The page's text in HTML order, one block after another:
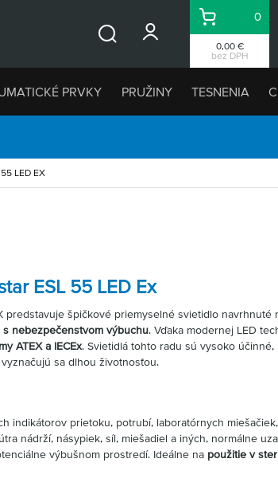
0,00 €
bez DPH
Košík
0
PRVKY PRUŽINY TESNENIA
LED EX
ESL 55 LED Ex
predstavuje špičkové priemyselné svietidlo navrhnuté
nebezpečenstvom výbuchu. Vďaka modernej LED
ATEX a IECEx. Svietidlá tohto radu sú vysoko účinné,
sa dlhou životnosťou.
indikátorov prietoku, potrubí, laboratórnych miešačiek,
nádrží, násypiek, síl, miešadiel a iných, normálne
výbušnom prostredí. Ideálne na použitie v